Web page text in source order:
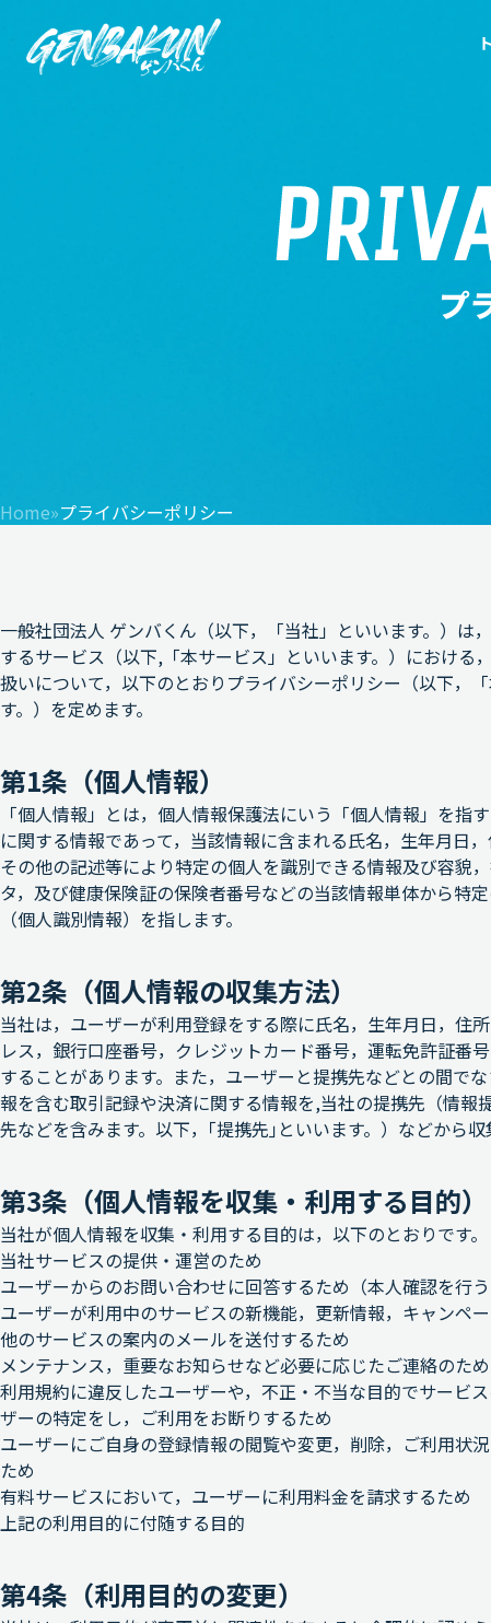
プ
Home»プライバシーポリシー
一般社団法人 ゲンバくん（以下，「当社」といいます。）は
するサービス（以下,「本サービス」といいます。）における
扱いについて，以下のとおりプライバシーポリシー（以下，
す。）を定めます。
第1条（個人情報）
「個人情報」とは，個人情報保護法にいう「個人情報」を指
に関する情報であって，当該情報に含まれる氏名，生年月日
その他の記述等により特定の個人を識別できる情報及び容貌
タ，及び健康保険証の保険者番号などの当該情報単体から特
（個人識別情報）を指します。
第2条（個人情報の収集方法）
当社は，ユーザーが利用登録をする際に氏名，生年月日，住
レス，銀行口座番号，クレジットカード番号，運転免許証番
することがあります。また，ユーザーと提携先などとの間で
報を含む取引記録や決済に関する情報を,当社の提携先（情報
先などを含みます。以下，｢提携先｣といいます。）などから収
第3条（個人情報を収集・利用する目的）
当社が個人情報を収集・利用する目的は，以下のとおりです。
当社サービスの提供・運営のため
ユーザーからのお問い合わせに回答するため（本人確認を行う
ユーザーが利用中のサービスの新機能，更新情報，キャンペ
他のサービスの案内のメールを送付するため
メンテナンス，重要なお知らせなど必要に応じたご連絡のため
利用規約に違反したユーザーや，不正・不当な目的でサービ
ザーの特定をし，ご利用をお断りするため
ユーザーにご自身の登録情報の閲覧や変更，削除，ご利用状
ため
有料サービスにおいて，ユーザーに利用料金を請求するため
上記の利用目的に付随する目的
第4条（利用目的の変更）